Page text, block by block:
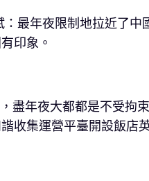
最年夜限制地拉近了
印象。
盡年夜大都都是不受拘
收集運營平臺開設飯店